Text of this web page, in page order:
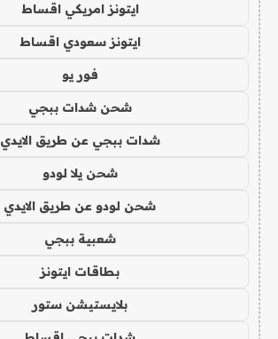
ايتونز امريكي اقساط
ايتونز سعودي اقساط
فور يو
شحن شدات ببجي
شدات ببجي عن طريق الايدي
شحن يلا لودو
شحن لودو عن طريق الايدي
شعبية ببجي
بطاقات ايتونز
بلايستيشن ستور